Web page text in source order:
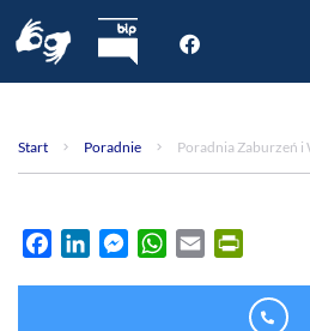
Poradnie
Start Poradnie Poradnia Zaburzeń i
FacebookLinkedInMessenger
WhatsApp
Email